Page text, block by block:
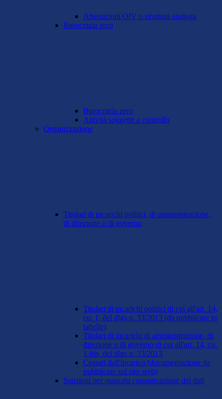
Attestazioni OIV o struttura analoga
Burocrazia zero
Burocrazia zero
Attività soggette a controllo
Organizzazione
Titolari di incarichi politici, di amministrazione,
di direzione o di governo
Titolari di incarichi politici di cui all'art. 14,
co. 1, del dlgs n. 33/2013 (da pubblicare in
tabelle)
Titolari di incarichi di amministrazione, di
direzione o di governo di cui all'art. 14, co.
1-bis, del dlgs n. 33/2013
Cessati dall'incarico (documentazione da
pubblicare sul sito web)
Sanzioni per mancata comunicazione dei dati